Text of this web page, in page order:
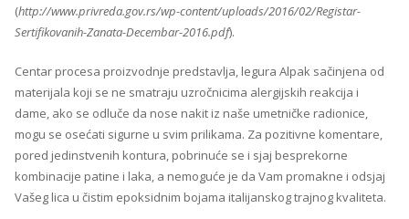
(http://www.privreda.gov.rs/wp-content/uploads/2016/02/Registar-
Sertifikovanih-Zanata-Decembar-2016.pdf).
Centar procesa proizvodnje predstavlja, legura Alpak sačinjena od
materijala koji se ne smatraju uzročnicima alergijskih reakcija i
dame, ako se odluče da nose nakit iz naše umetničke radionice,
mogu se osećati sigurne u svim prilikama. Za pozitivne komentare,
pored jedinstvenih kontura, pobrinuće se i sjaj besprekorne
kombinacije patine i laka, a nemoguće je da Vam promakne i odsjaj
Vašeg lica u čistim epoksidnim bojama italijanskog trajnog kvaliteta.